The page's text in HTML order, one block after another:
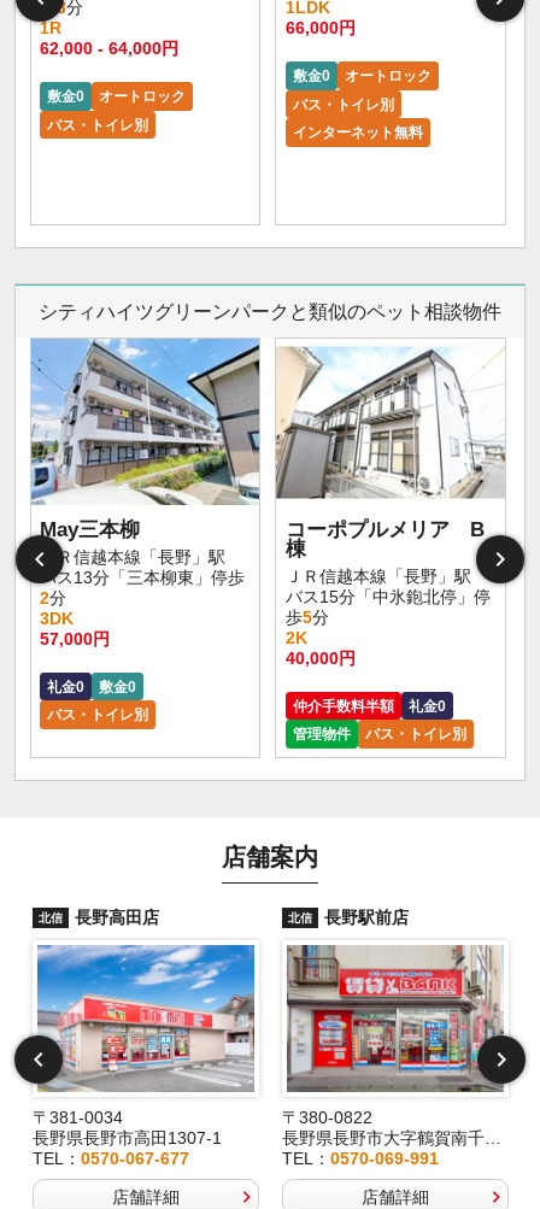
歩 3分
1R
62,000 - 64,000円
敷金0
オートロック
バス・トイレ別
1LDK
66,000円
敷金0
オートロック
バス・トイレ別
インターネット無料
シティハイツグリーンパークと類似のペット相談物件
May三本柳
ＪＲ信越本線「長野」駅
バス13分「三本柳東」停歩
2分
3DK
57,000円
礼金0
敷金0
バス・トイレ別
コーポプルメリア B
棟
ＪＲ信越本線「長野」駅
バス15分「中氷鉋北停」停
歩5分
2K
40,000円
仲介手数料半額
礼金0
管理物件
バス・トイレ別
店舗案内
北信 長野高田店
〒381-0034
長野県長野市高田1307-1
TEL： 0570-067-677
店舗詳細
北信 長野駅前店
〒380-0822
長野県長野市大字鶴賀南千歳町826
TEL： 0570-069-991
店舗詳細